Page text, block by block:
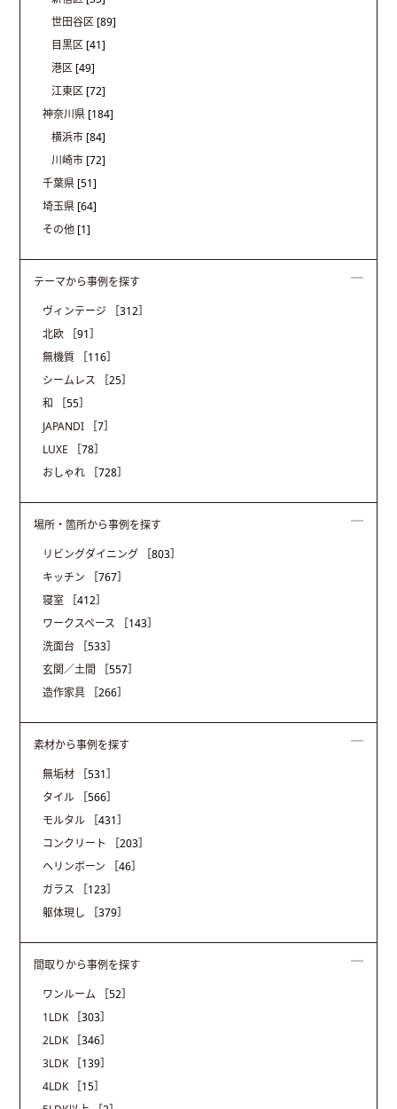
世田谷区 [89]
目黒区 [41]
港区 [49]
江東区 [72]
神奈川県 [184]
横浜市 [84]
川崎市 [72]
千葉県 [51]
埼玉県 [64]
その他 [1]
テーマから事例を探す
ヴィンテージ
［312］
北欧
［91］
無機質
［116］
シームレス
［25］
和
［55］
JAPANDI
［7］
LUXE
［78］
おしゃれ
［728］
場所・箇所から事例を探す
リビングダイニング
［803］
キッチン
［767］
寝室
［412］
ワークスペース
［143］
洗面台
［533］
玄関／土間
［557］
造作家具
［266］
素材から事例を探す
無垢材
［531］
タイル
［566］
モルタル
［431］
コンクリート
［203］
ヘリンボーン
［46］
ガラス
［123］
躯体現し
［379］
間取りから事例を探す
ワンルーム
［52］
1LDK
［303］
2LDK
［346］
3LDK
［139］
4LDK
［15］